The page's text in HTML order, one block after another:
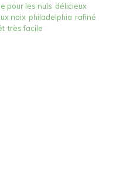
pour les nuls délicieux
noix philadelphia rafiné
très facile